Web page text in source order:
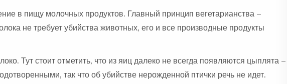
в пищу молочных продуктов. Главный принцип вегетарианства –
не требует убийства животных, его и все производные продукты
Тут стоит отметить, что из яиц далеко не всегда появляются цыплята –
так что об убийстве нерожденной птички речь не идет.